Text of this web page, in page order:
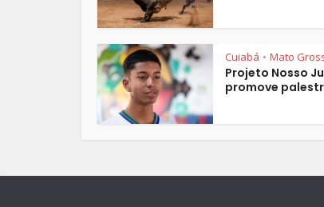
Cuiabá • Mato
Projeto Nosso
promove